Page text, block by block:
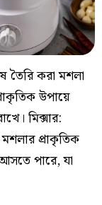
তৈরি করা মশলা
উপায়ে
মিক্সার:
মশলার প্রাকৃতিক
পারে, যা